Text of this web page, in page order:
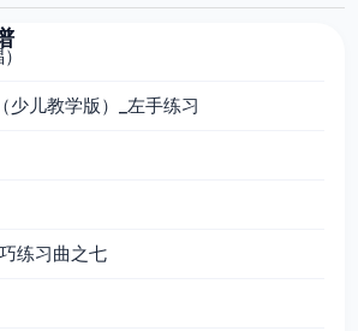
少儿教学版）_左手练习
练习曲之七